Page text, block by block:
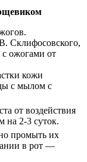
Склифосовского,
ожогами от
кожи
с мылом с
от воздействия
на 2-3 суток.
промыть их
в рот —